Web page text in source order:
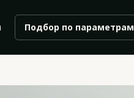
Подбор по параметрам